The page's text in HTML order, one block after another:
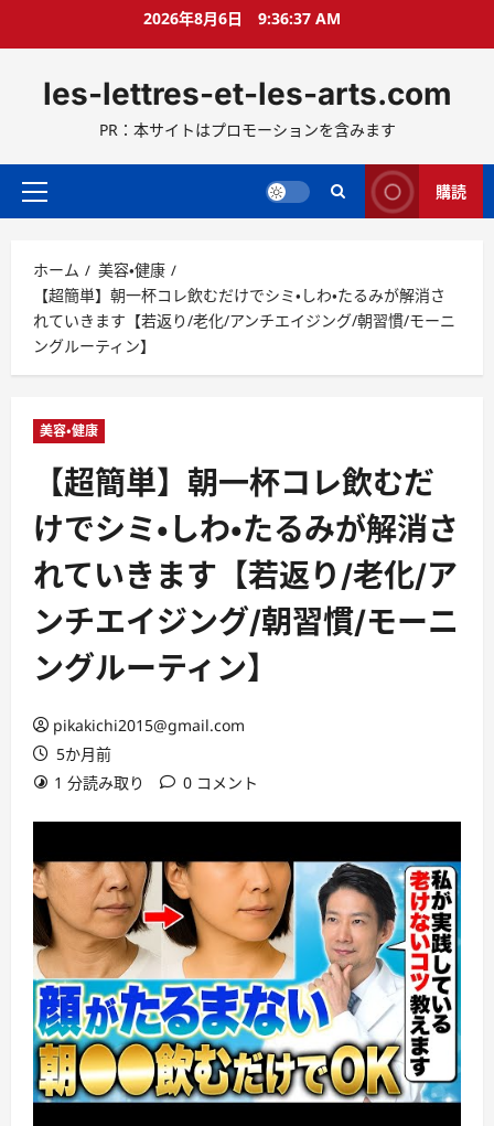
ス
ッ
2026年8月6日 9:36:38 AM
les-lettres-et-les-arts.com
PR：本サイトはプロモーションを含みます
メ
メ
ニ
ュ
ー
購読
ホーム
美容・健康
【超簡単】朝一杯コレ飲むだけでシミ・しわ・たるみが解消さ
れていきます【若返り/老化/アンチエイジング/朝習慣/モーニ
ングルーティン】
美容・健康
【超簡単】朝一杯コレ飲むだ
けでシミ・しわ・たるみが解消さ
れていきます【若返り/老化/ア
ンチエイジング/朝習慣/モーニ
ングルーティン】
pikakichi2015@gmail.com
5か月前
1 分読み取り
0 コメント